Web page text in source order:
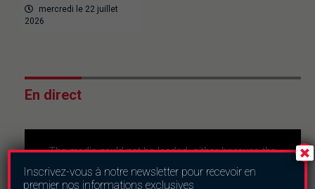
mercredi le 22 juillet
2026
En direct
modal
The media could not be loaded, either because the
server or network failed or because the format is not
supported.
Inscrivez-vous à notre newsletter pour recevoir en
premier nos informations exclusives